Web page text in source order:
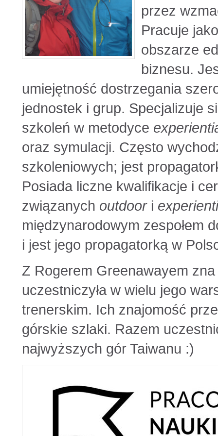
przez
Pracuje
obszarze
biznesu.
umiejętność dostrzegania
jednostek i grup. Specjalizuje
szkoleń w metodyce
oraz symulacji. Często
szkoleniowych; jest
Posiada liczne kwalifikacje i
związanych outdoori
międzynarodowym zespołem
i jest jego propagatorką w
Z Rogerem Greenawayem
uczestniczyła w wielu jego
trenerskim. Ich znajomość
górskie szlaki. Razem
najwyższych gór Taiwanu :)